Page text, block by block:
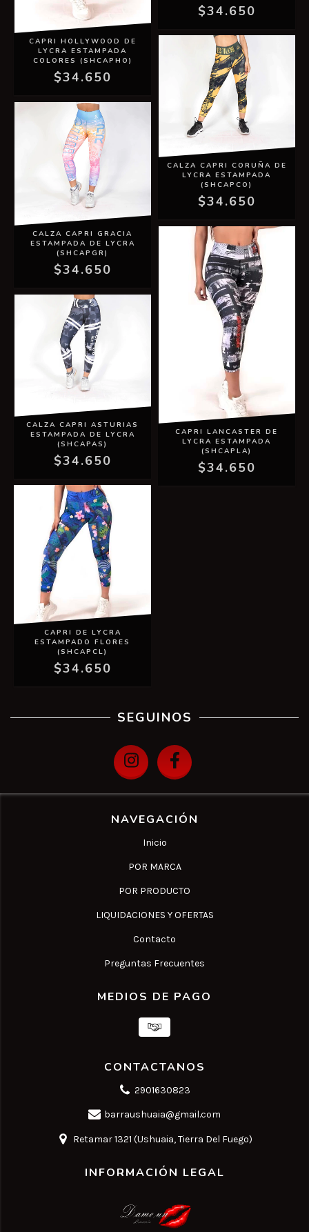
CAPRI HOLLYWOOD DE
LYCRA ESTAMPADA
COLORES (SHCAPHO)
$34.650
$34.650
CALZA CAPRI GRACIA
ESTAMPADA DE LYCRA
(SHCAPGR)
$34.650
CALZA CAPRI CORUÑA DE
LYCRA ESTAMPADA
(SHCAPCO)
$34.650
CALZA CAPRI ASTURIAS
ESTAMPADA DE LYCRA
(SHCAPAS)
$34.650
CAPRI LANCASTER DE
LYCRA ESTAMPADA
(SHCAPLA)
$34.650
CAPRI DE LYCRA
ESTAMPADO FLORES
(SHCAPCL)
$34.650
SEGUINOS
NAVEGACIÓN
Inicio
POR MARCA
POR PRODUCTO
LIQUIDACIONES Y OFERTAS
Contacto
Preguntas Frecuentes
MEDIOS DE PAGO
CONTACTANOS
2901630823
barraushuaia@gmail.com
Retamar 1321 (Ushuaia, Tierra Del Fuego)
INFORMACIÓN LEGAL